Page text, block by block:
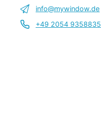
info@mywindow.de
+49 2054 9358835